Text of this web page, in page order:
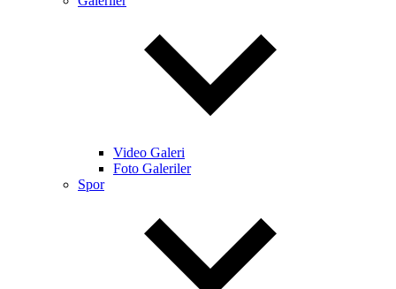
Video Galeri
Foto Galeriler
Spor